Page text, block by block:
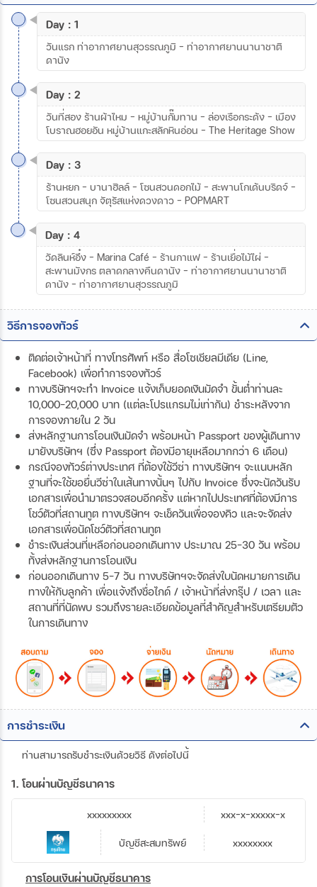
Day : 1
วันแรก ท่าอากาศยานสุวรรณภูมิ – ท่าอากาศยานนานาชาติ
ดานัง
Day : 2
วันที่สอง ร้านผ้าไหม – หมู่บ้านกั๊มทาน – ล่องเรือกระด้ง – เมือง
โบราณฮอยอัน หมู่บ้านแกะสลักหินอ่อน – The Heritage Show
Day : 3
ร้านหยก – บานาฮิลล์ – โซนสวนดอกไม้ – สะพานโกเด้นบริดจ์ –
โซนสวนสนุก จัตุรัสแห่งดวงดาว - POPMART
Day : 4
วัดลินห์อึ๋ง – Marina Café – ร้านกาแฟ – ร้านเยื่อไม้ไผ่ –
สะพานมังกร ตลาดกลางคืนดานัง – ท่าอากาศยานนานาชาติ
ดานัง – ท่าอากาศยานสุวรรณภูมิ
วิธีการจองทัวร์
ติดต่อเจ้าหน้าที่ ทางโทรศัพท์ หรือ สื่อโซเชียลมีเดีย (Line,
Facebook) เพื่อทำการจองทัวร์
ทางบริษัทฯจะทำ Invoice แจ้งเก็บยอดเงินมัดจำ ขั้นต่ำท่านละ
10,000-20,000 บาท (แต่ละโปรแกรมไม่เท่ากัน) ชำระหลังจาก
การจองภายใน 2 วัน
ส่งหลักฐานการโอนเงินมัดจำ พร้อมหน้า Passport ของผู้เดินทาง
มายังบริษัทฯ (ซึ่ง Passport ต้องมีอายุเหลือมากกว่า 6 เดือน)
กรณีจองทัวร์ต่างประเทศ ที่ต้องใช้วีซ่า ทางบริษัทฯ จะแนบหลัก
ฐานที่จะใช้ขอยื่นวีซ่าในเส้นทางนั้นๆ ไปกับ Invoice ซึ่งจะนัดวันรับ
เอกสารเพื่อนำมาตรวจสอบอีกครั้ง แต่หากไปประเทศที่ต้องมีการ
โชว์ตัวที่สถานทูต ทางบริษัทฯ จะเช็ควันเพื่อจองคิว และจะจัดส่ง
เอกสารเพื่อนัดโชว์ตัวที่สถานทูต
ชำระเงินส่วนที่เหลือก่อนออกเดินทาง ประมาณ 25-30 วัน พร้อม
ทั้งส่งหลักฐานการโอนเงิน
ก่อนออกเดินทาง 5-7 วัน ทางบริษัทฯจะจัดส่งใบนัดหมายการเดิน
ทางให้กับลูกค้า เพื่อแจ้งถึงชื่อไกด์ / เจ้าหน้าที่ส่งกรุ๊ป / เวลา และ
สถานที่ที่นัดพบ รวมถึงรายละเอียดข้อมูลที่สำคัญสำหรับเตรียมตัว
ในการเดินทาง
การชำระเงิน
ท่านสามารถรับชำระเงินด้วยวิธี ดังต่อไปนี้
1. โอนผ่านบัญชีธนาคาร
บัญชีสะสมทรัพย์
xxxxxxxxx
xxxxxxxx
xxx-x-xxxxx-x
การโอนเงินผ่านบัญชีธนาคาร